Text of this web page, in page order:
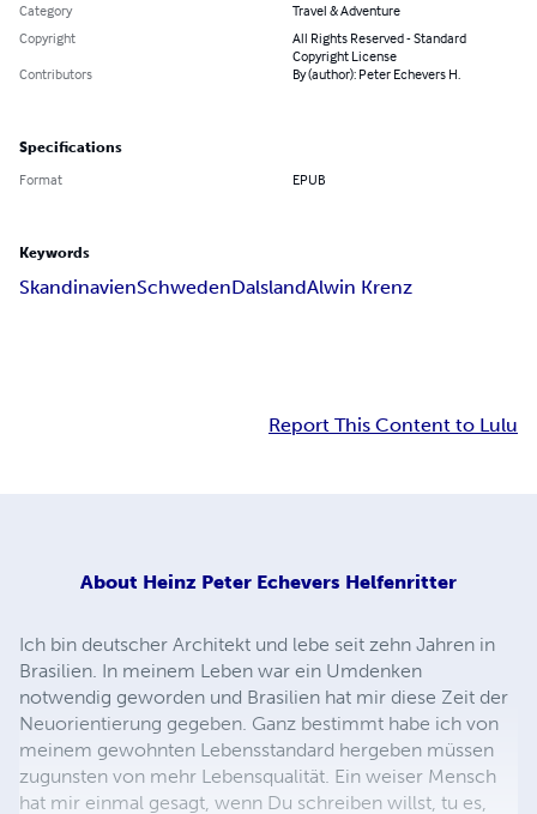
Category
Travel & Adventure
Copyright
All Rights Reserved - Standard
Copyright License
Contributors
By (author): Peter Echevers H.
Specifications
Format EPUB
Keywords
SkandinavienSchwedenDalslandAlwin Krenz
Report This Content to Lulu
About Heinz Peter Echevers Helfenritter
Ich bin deutscher Architekt und lebe seit zehn Jahren in
Brasilien. In meinem Leben war ein Umdenken
notwendig geworden und Brasilien hat mir diese Zeit der
Neuorientierung gegeben. Ganz bestimmt habe ich von
meinem gewohnten Lebensstandard hergeben müssen
zugunsten von mehr Lebensqualität. Ein weiser Mensch
hat mir einmal gesagt, wenn Du schreiben willst, tu es,